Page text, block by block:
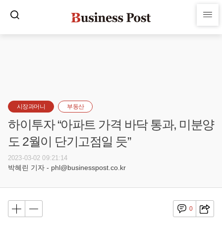
시장과머니 부동산
하이투자 “아파트 가격 바닥 통과, 미분양
도 2월이 단기고점일 듯”
2023-03-02 09:21:14
박혜린 기자 - phl@businesspost.co.kr
0